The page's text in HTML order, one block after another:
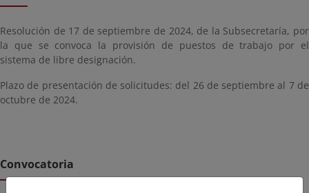
Resolución de 17 de septiembre de 2024, de la Subsecretaría, por
la que se convoca la provisión de puestos de trabajo por el
sistema de libre designación.
Plazo de presentación de solicitudes: del 26 de septiembre al 7 de
octubre de 2024.
Convocatoria